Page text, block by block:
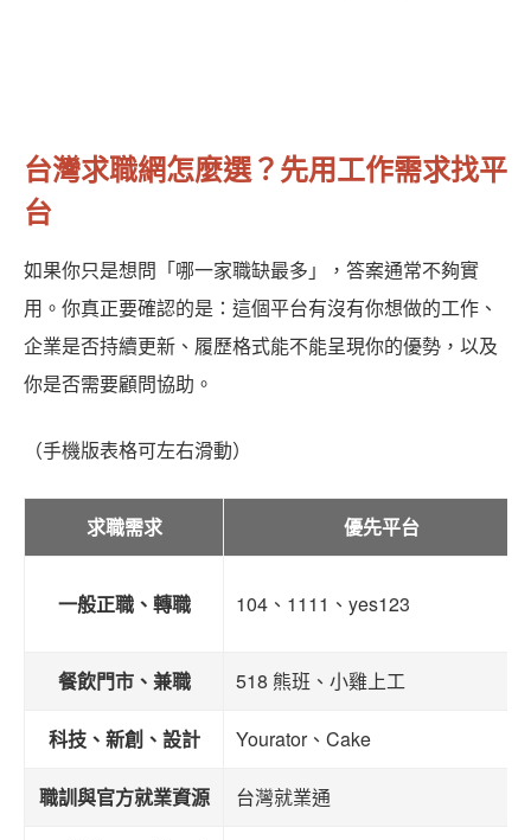
台灣求職網怎麼選？先用工作需求找平
台
如果你只是想問「哪一家職缺最多」，答案通常不夠實
用。你真正要確認的是：這個平台有沒有你想做的工作、
企業是否持續更新、履歷格式能不能呈現你的優勢，以及
你是否需要顧問協助。
（手機版表格可左右滑動）
求職需求 優先平台
一般正職、轉職 104、1111、yes123
餐飲門市、兼職 518 熊班、小雞上工
科技、新創、設計 Yourator、Cake
職訓與官方就業資源 台灣就業通